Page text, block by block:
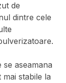
de
dintre cele
aseamana
stabile la